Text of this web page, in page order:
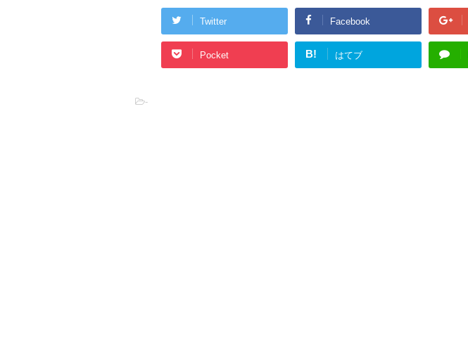
Twitter Facebook
Pocket B! はてブ
-